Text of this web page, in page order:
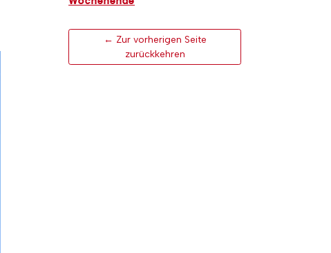
← Zur vorherigen Seite
zurückkehren